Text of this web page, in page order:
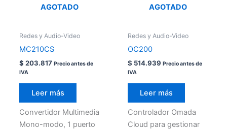
AGOTADO
Redes y Audio-Video
MC210CS
$ 203.817 Precio antes de
IVA
Leer más
Convertidor Multimedia
Mono-modo, 1 puerto
AGOTADO
Redes y Audio-Video
OC200
$ 514.939 Precio antes de
IVA
Leer más
Controlador Omada
Cloud para gestionar